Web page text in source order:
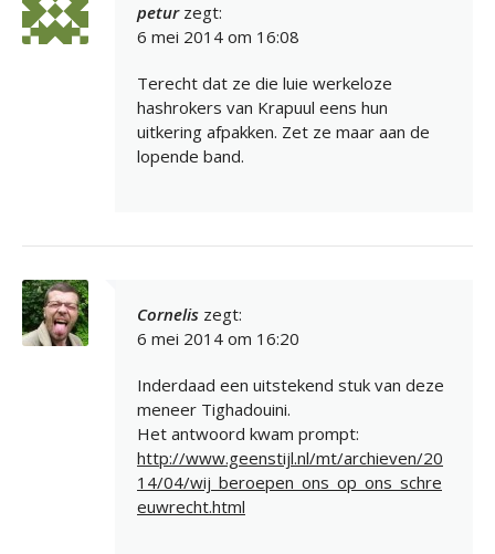
petur zegt:
6 mei 2014 om 16:08
Terecht dat ze die luie werkeloze
hashrokers van Krapuul eens hun
uitkering afpakken. Zet ze maar aan de
lopende band.
Cornelis zegt:
6 mei 2014 om 16:20
Inderdaad een uitstekend stuk van deze
meneer Tighadouini.
Het antwoord kwam prompt:
http://www.geenstijl.nl/mt/archieven/20
14/04/wij_beroepen_ons_op_ons_schre
euwrecht.html